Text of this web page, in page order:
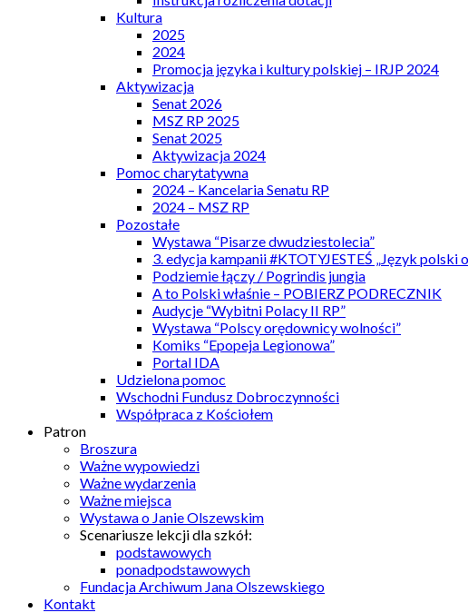
Kultura
2025
2024
Promocja języka i kultury polskiej – IRJP 2024
Aktywizacja
Senat 2026
MSZ RP 2025
Senat 2025
Aktywizacja 2024
Pomoc charytatywna
2024 – Kancelaria Senatu RP
2024 – MSZ RP
Pozostałe
Wystawa “Pisarze dwudziestolecia”
3. edycja kampanii #KTOTYJESTEŚ „Język polski
Podziemie łączy / Pogrindis jungia
A to Polski właśnie – POBIERZ PODRECZNIK
Audycje “Wybitni Polacy II RP”
Wystawa “Polscy orędownicy wolności”
Komiks “Epopeja Legionowa”
Portal IDA
Udzielona pomoc
Wschodni Fundusz Dobroczynności
Współpraca z Kościołem
Patron
Broszura
Ważne wypowiedzi
Ważne wydarzenia
Ważne miejsca
Wystawa o Janie Olszewskim
Scenariusze lekcji dla szkół:
podstawowych
ponadpodstawowych
Fundacja Archiwum Jana Olszewskiego
Kontakt